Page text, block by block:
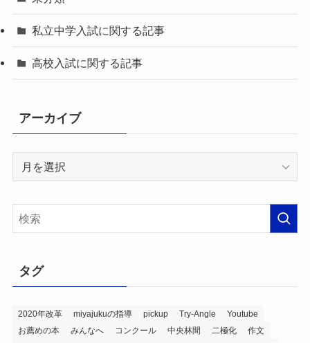
私立中学入試に関する記事
高校入試に関する記事
アーカイブ
イ
タグ
2020年改革 miyajukuの指導 pickup Try-Angle
Youtube
お薦めの本
みんなへ コンクール 中央林間 二極化
作文